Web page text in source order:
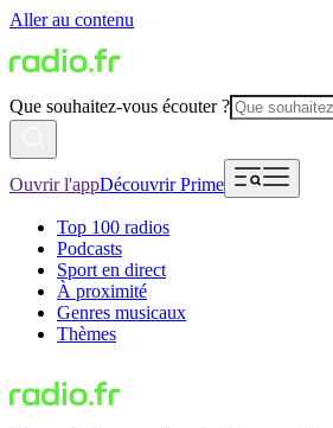
Aller au contenu
Que souhaitez-vous écouter ?
Ouvrir l'appDécouvrir Prime
Top 100 radios
Podcasts
Sport en direct
À proximité
Genres musicaux
Thèmes